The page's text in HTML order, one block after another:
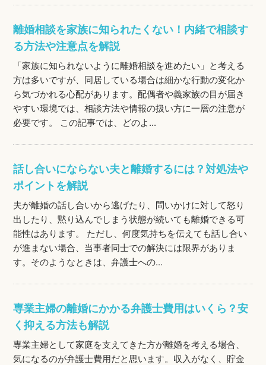
離婚相談を家族に知られたくない！内緒で相談す
る方法や注意点を解説
「家族に知られないように離婚相談を進めたい」と考える
方は多いですが、同居している場合は細かな行動の変化か
ら気づかれる心配があります。配偶者や義家族の目が届き
やすい環境では、相談方法や情報の扱い方に一層の注意が
必要です。 この記事では、どのよ...
話し合いにならない夫と離婚するには？対処法や
ポイントを解説
夫が離婚の話し合いから逃げたり、問いかけに対して怒り
出したり、黙り込んでしまう状態が続いても離婚できる可
能性はあります。 ただし、何度気持ちを伝えても話し合い
が進まない場合、当事者同士での解決には限界がありま
す。そのようなときは、弁護士への...
専業主婦の離婚にかかる弁護士費用はいくら？安
く抑える方法も解説
専業主婦として家庭を支えてきた方が離婚を考える場合、
気になるのが弁護士費用だと思います。収入がなく、貯金